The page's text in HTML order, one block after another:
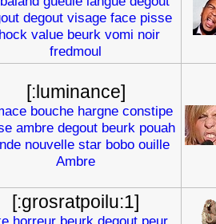
degout visage face pisse
value beurk vomi noir
fredmoul
[:luminance]
bouche hargne constipe
ambre degout beurk pouah
nouvelle star bobo ouille
Ambre
[:grosratpoilu:1]
horreur beurk degout peur